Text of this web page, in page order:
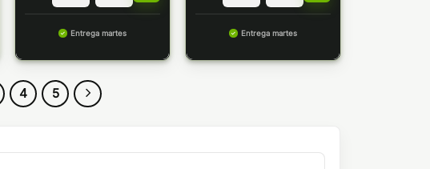
Entrega martes Entrega martes
4 5